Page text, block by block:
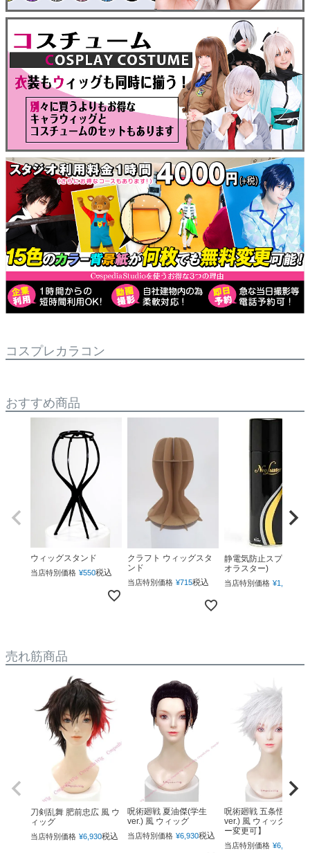
コスプレカラコン
おすすめ商品
ウィッグスタンド
当店特別価格 ¥550税込
クラフト ウィッグスタ
ンド
当店特別価格 ¥715税込
静電気防止スプレー(ネ
オラスター)
当店特別価格 ¥1,760
売れ筋商品
刀剣乱舞 肥前忠広 風 ウ
ィッグ
当店特別価格 ¥6,930税込
呪術廻戦 夏油傑(学生
ver.) 風 ウィッグ
当店特別価格 ¥6,930税込
呪術廻戦 五条悟(下ろ
ver.) 風 ウィッグ 【カ
ー変更可】
当店特別価格 ¥6,930